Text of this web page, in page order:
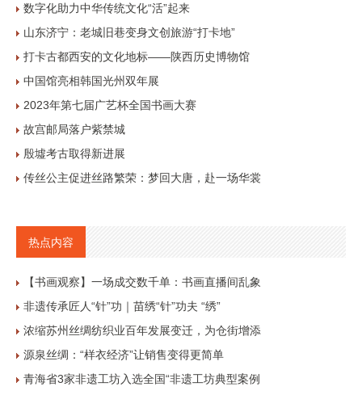
数字化助力中华传统文化“活”起来
山东济宁：老城旧巷变身文创旅游“打卡地”
打卡古都西安的文化地标——陕西历史博物馆
中国馆亮相韩国光州双年展
2023年第七届广艺杯全国书画大赛
故宫邮局落户紫禁城
殷墟考古取得新进展
传丝公主促进丝路繁荣：梦回大唐，赴一场华裳
热点内容
【书画观察】一场成交数千单：书画直播间乱象
非遗传承匠人“针”功｜苗绣“针”功夫 “绣”
浓缩苏州丝绸纺织业百年发展变迁，为仓街增添
源泉丝绸：“样衣经济”让销售变得更简单
青海省3家非遗工坊入选全国“非遗工坊典型案例